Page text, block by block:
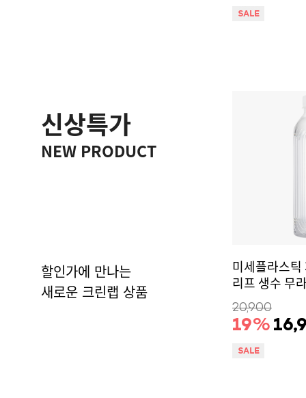
신상특가
NEW PRODUCT
할인가에 만나는
새로운 크린랩 상품
미세플라스
리프 생수 무
20,900
19%